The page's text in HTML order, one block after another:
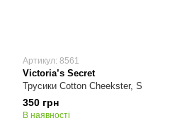
Артикул: 8561
Victoria’s Secret
Трусики Cotton Cheekster, S
350 грн
В наявності